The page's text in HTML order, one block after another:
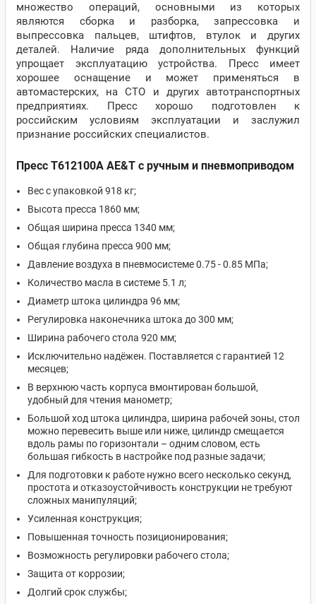
множество операций, основными из которых
являются сборка и разборка, запрессовка и
выпрессовка пальцев, штифтов, втулок и других
деталей. Наличие ряда дополнительных функций
упрощает эксплуатацию устройства. Пресс имеет
хорошее оснащение и может применяться в
автомастерских, на СТО и других автотранспортных
предприятиях. Пресс хорошо подготовлен к
российским условиям эксплуатации и заслужил
признание российских специалистов.
Пресс T612100A AE&T с ручным и пневмоприводом
Вес с упаковкой 918 кг;
Высота пресса 1860 мм;
Общая ширина пресса 1340 мм;
Общая глубина пресса 900 мм;
Давление воздуха в пневмосистеме 0.75 - 0.85 МПа;
Количество масла в системе 5.1 л;
Диаметр штока цилиндра 96 мм;
Регулировка наконечника штока до 300 мм;
Ширина рабочего стола 920 мм;
Исключительно надёжен. Поставляется с гарантией 12
месяцев;
В верхнюю часть корпуса вмонтирован большой,
удобный для чтения манометр;
Большой ход штока цилиндра, ширина рабочей зоны, стол
можно перевесить выше или ниже, цилиндр смещается
вдоль рамы по горизонтали – одним словом, есть
большая гибкость в настройке под разные задачи;
Для подготовки к работе нужно всего несколько секунд,
простота и отказоустойчивость конструкции не требуют
сложных манипуляций;
Усиленная конструкция;
Повышенная точность позиционирования;
Возможность регулировки рабочего стола;
Защита от коррозии;
Долгий срок службы;